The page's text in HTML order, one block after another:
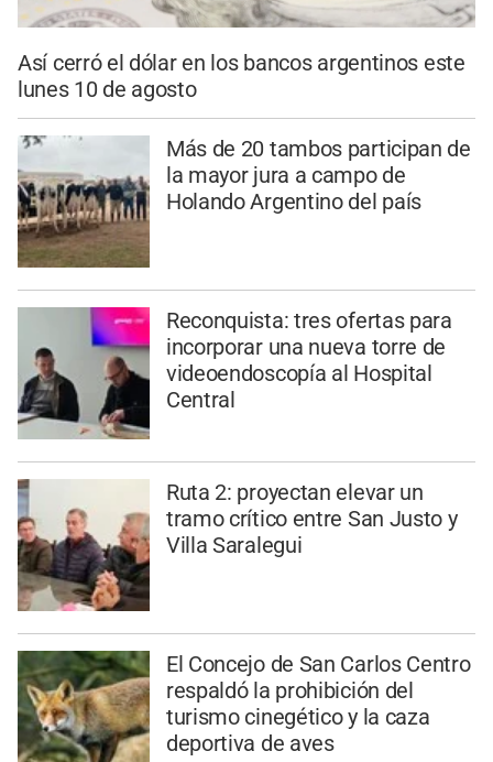
Así cerró el dólar en los bancos argentinos este
lunes 10 de agosto
Más de 20 tambos participan de
la mayor jura a campo de
Holando Argentino del país
Reconquista: tres ofertas para
incorporar una nueva torre de
videoendoscopía al Hospital
Central
Ruta 2: proyectan elevar un
tramo crítico entre San Justo y
Villa Saralegui
El Concejo de San Carlos Centro
respaldó la prohibición del
turismo cinegético y la caza
deportiva de aves